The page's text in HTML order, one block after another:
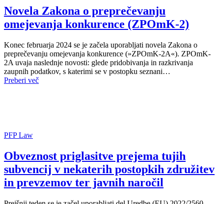
Novela Zakona o preprečevanju
omejevanja konkurence (ZPOmK-2)
Konec februarja 2024 se je začela uporabljati novela Zakona o
preprečevanju omejevanja konkurence (»ZPOmK-2A«). ZPOmK-
2A uvaja naslednje novosti: glede pridobivanja in razkrivanja
zaupnih podatkov, s katerimi se v postopku seznani…
Preberi več
PFP Law
Obveznost priglasitve prejema tujih
subvencij v nekaterih postopkih združitev
in prevzemov ter javnih naročil